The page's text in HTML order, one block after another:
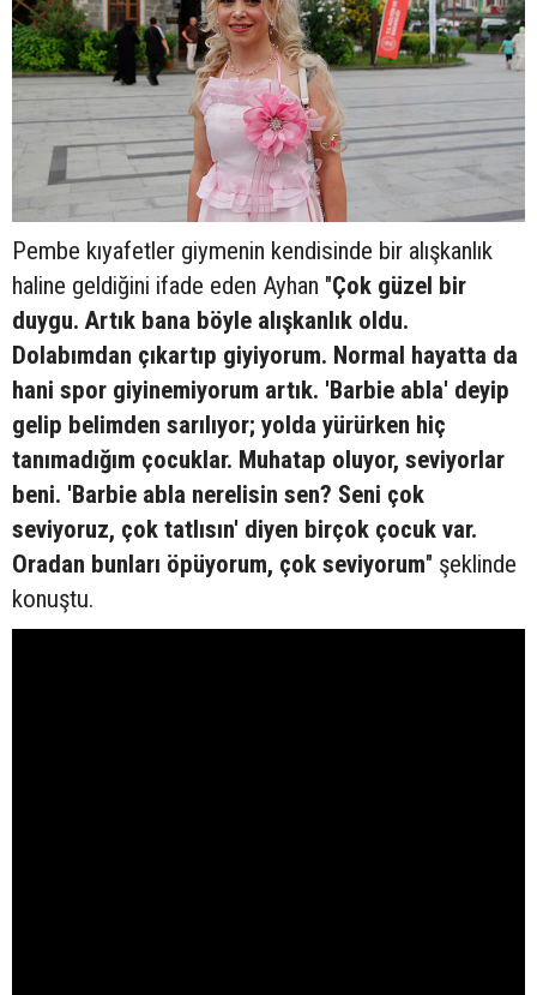
Pembe kıyafetler giymenin kendisinde bir alışkanlık
haline geldiğini ifade eden Ayhan "Çok güzel bir
duygu. Artık bana böyle alışkanlık oldu.
Dolabımdan çıkartıp giyiyorum. Normal hayatta da
hani spor giyinemiyorum artık. 'Barbie abla' deyip
gelip belimden sarılıyor; yolda yürürken hiç
tanımadığım çocuklar. Muhatap oluyor, seviyorlar
beni. 'Barbie abla nerelisin sen? Seni çok
seviyoruz, çok tatlısın' diyen birçok çocuk var.
Oradan bunları öpüyorum, çok seviyorum" şeklinde
konuştu.